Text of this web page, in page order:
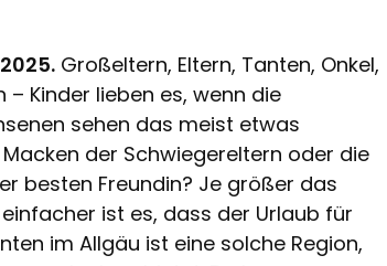
Großeltern, Eltern, Tanten, Onkel,
– Kinder lieben es, wenn die
sehen das meist etwas
der Schwiegereltern oder die
besten Freundin? Je größer das
ist es, dass der Urlaub für
im Allgäu ist eine solche Region,